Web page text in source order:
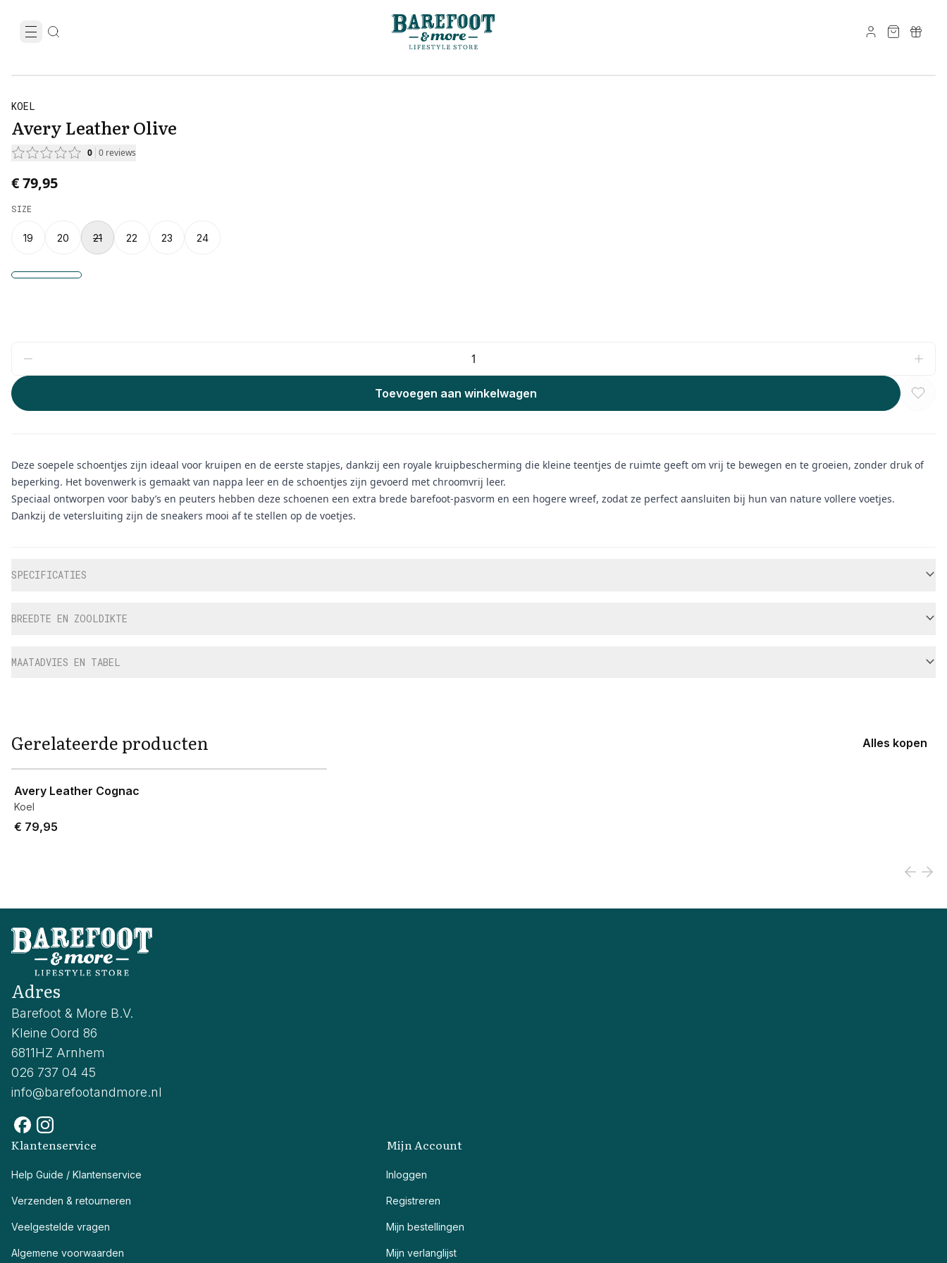
KOEL
Avery Leather Olive
0 0 reviews
€ 79,95
SIZE
19 20 21 22 23 24
Toevoegen aan winkelwagen
Deze soepele schoentjes zijn ideaal voor kruipen en de eerste stapjes, dankzij een royale kruipbescherming die kleine teentjes de ruimte geeft om vrij te bewegen en te groeien, zonder druk of
beperking. Het bovenwerk is gemaakt van nappa leer en de schoentjes zijn gevoerd met chroomvrij leer.
Speciaal ontworpen voor baby’s en peuters hebben deze schoenen een extra brede barefoot-pasvorm en een hogere wreef, zodat ze perfect aansluiten bij hun van nature vollere voetjes.
Dankzij de vetersluiting zijn de sneakers mooi af te stellen op de voetjes.
SPECIFICATIES
BREEDTE EN ZOOLDIKTE
MAATADVIES EN TABEL
Gerelateerde producten Alles kopen
Avery Leather Cognac
Koel
€ 79,95
Adres
Barefoot & More B.V.
Kleine Oord 86
6811HZ Arnhem
026 737 04 45
info@barefootandmore.nl
Klantenservice
Help Guide / Klantenservice
Verzenden & retourneren
Veelgestelde vragen
Algemene voorwaarden
Mijn Account
Inloggen
Registreren
Mijn bestellingen
Mijn verlanglijst